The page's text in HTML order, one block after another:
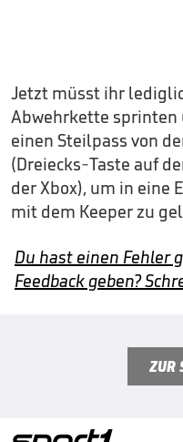
Jetzt müsst ihr
Abwehrkette
einen Steilpass von
(Dreiecks-Taste auf
der Xbox), um in
mit dem Keeper zu
Du hast einen Fehler
Feedback geben?
ZUR